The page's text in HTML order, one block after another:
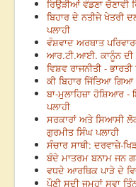
ਰਿਉੜੀਆਂ ਵੰਡਣਾ ਚੋਣਾਵੀ
ਬਿਹਾਰ ਦੇ ਨਤੀਜੇ ਖੇਤਰੀ
ਪਲਾਹੀ
ਵੰਸ਼ਵਾਦ ਅਰਥਾਤ
ਆਰ.ਟੀ.ਆਈ. ਕਾਨੂੰਨ ਦੀ
ਵਿਸ਼ਵ ਰਾਜਨੀਤੀ -
ਕੀ ਬਿਹਾਰ ਜਿੱਤਿਆ
ਬਾ-ਮੁਲਾਹਿਜ਼ਾ ਹੋਸ਼ਿਆਰ
ਪਲਾਹੀ
ਸਰਕਾਰਾਂ ਅਤੇ ਸਿਆਸੀ
ਗੁਰਮੀਤ ਸਿੰਘ ਪਲਾਹੀ
ਸੰਚਾਰ ਸਾਥੀ: ਦਰਵਾਜ਼ੇ-
ਬੰਦੇ ਮਾਤਰਮ ਬਨਾਮ ਜਨ
ਵਧਦੇ ਆਰਥਿਕ ਪਾੜੇ ਦੇ
ਪੌਣੀ ਸਦੀ ਜਮ੍ਹਾਂ ਸਵਾ